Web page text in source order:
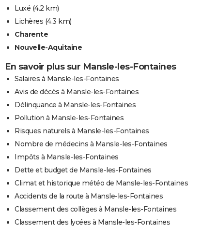
Luxé (4.2 km)
Lichères (4.3 km)
Charente
Nouvelle-Aquitaine
En savoir plus sur Mansle-les-Fontaines
Salaires à Mansle-les-Fontaines
Avis de décès à Mansle-les-Fontaines
Délinquance à Mansle-les-Fontaines
Pollution à Mansle-les-Fontaines
Risques naturels à Mansle-les-Fontaines
Nombre de médecins à Mansle-les-Fontaines
Impôts à Mansle-les-Fontaines
Dette et budget de Mansle-les-Fontaines
Climat et historique météo de Mansle-les-Fontaines
Accidents de la route à Mansle-les-Fontaines
Classement des collèges à Mansle-les-Fontaines
Classement des lycées à Mansle-les-Fontaines